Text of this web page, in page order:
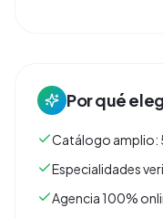
Por qué
Catálogo amplio:
Especialidades
Agencia 100%